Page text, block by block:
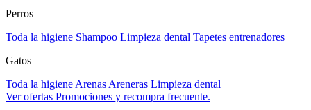
Perros
Toda la higiene Shampoo Limpieza dental Tapetes entrenadores
Gatos
Toda la higiene Arenas Areneras Limpieza dental
Ver ofertas Promociones y recompra frecuente.